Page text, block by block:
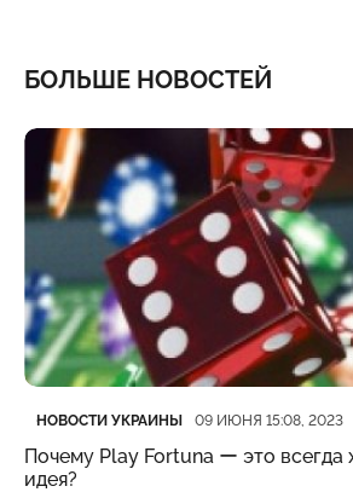
БОЛЬШЕ НОВОСТЕЙ
Категория
НОВОСТИ УКРАИНЫ
Дата публикации 09 ИЮНЯ 15:08, 2023
Почему Play Fortuna ー это всегда
идея?